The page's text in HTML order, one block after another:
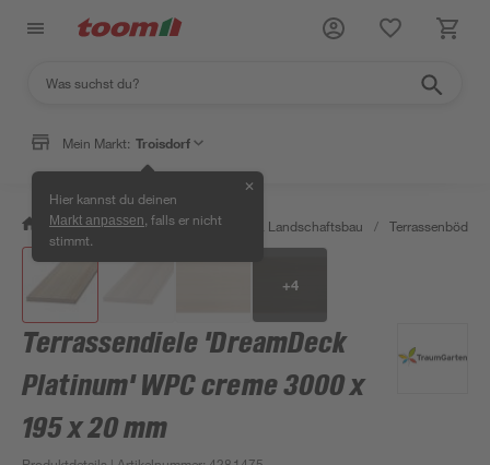
Mein Markt: Troisdorf
Hier kannst du deinen
Markt anpassen , falls er nicht
stimmt.
✕
/ Garten & Freizeit / Gartenbau & Landschaftsbau / Terrassenböden
+4
Terrassendiele 'DreamDeck
Platinum' WPC creme 3000 x
195 x 20 mm